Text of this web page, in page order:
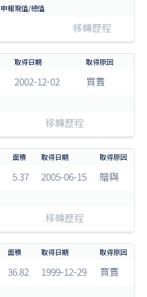
移轉歷程
2002-12-02 買賣
移轉歷程
5.37 2005-06-15 贈與
移轉歷程
36.82 1999-12-29 買賣